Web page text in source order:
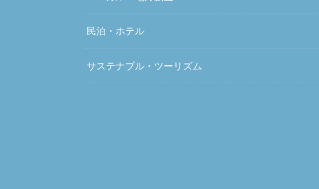
民泊・ホテル
サステナブル・ツーリズム